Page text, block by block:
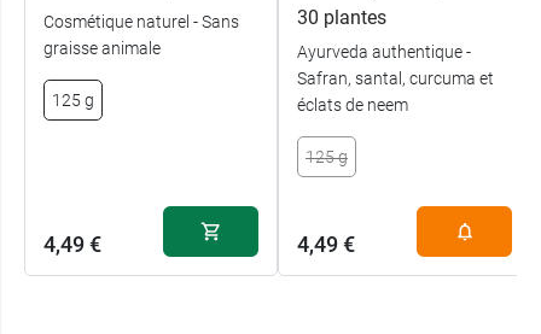
Cosmétique naturel - Sans
graisse animale
125 g
4,49 €
30 plantes
Ayurveda authentique -
Safran, santal, curcuma et
éclats de neem
125 g
4,49 €